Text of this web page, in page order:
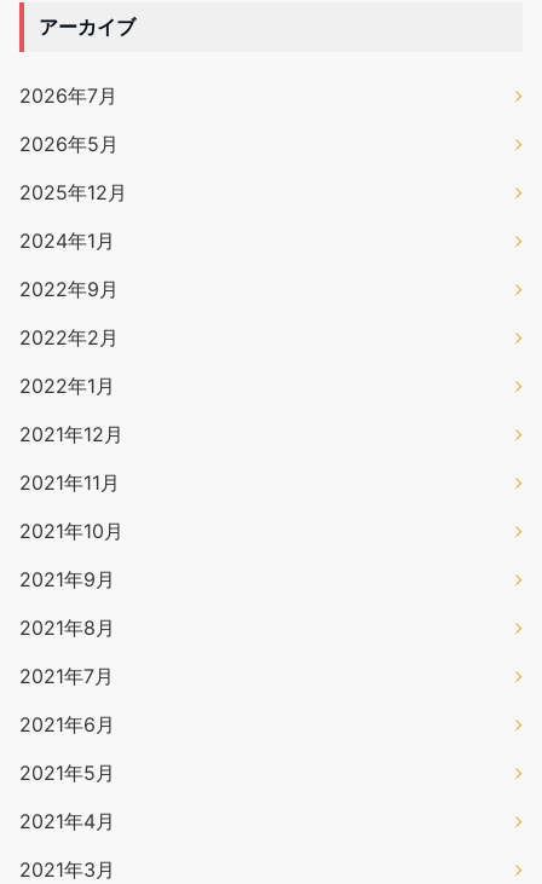
アーカイブ
2026年7月
2026年5月
2025年12月
2024年1月
2022年9月
2022年2月
2022年1月
2021年12月
2021年11月
2021年10月
2021年9月
2021年8月
2021年7月
2021年6月
2021年5月
2021年4月
2021年3月